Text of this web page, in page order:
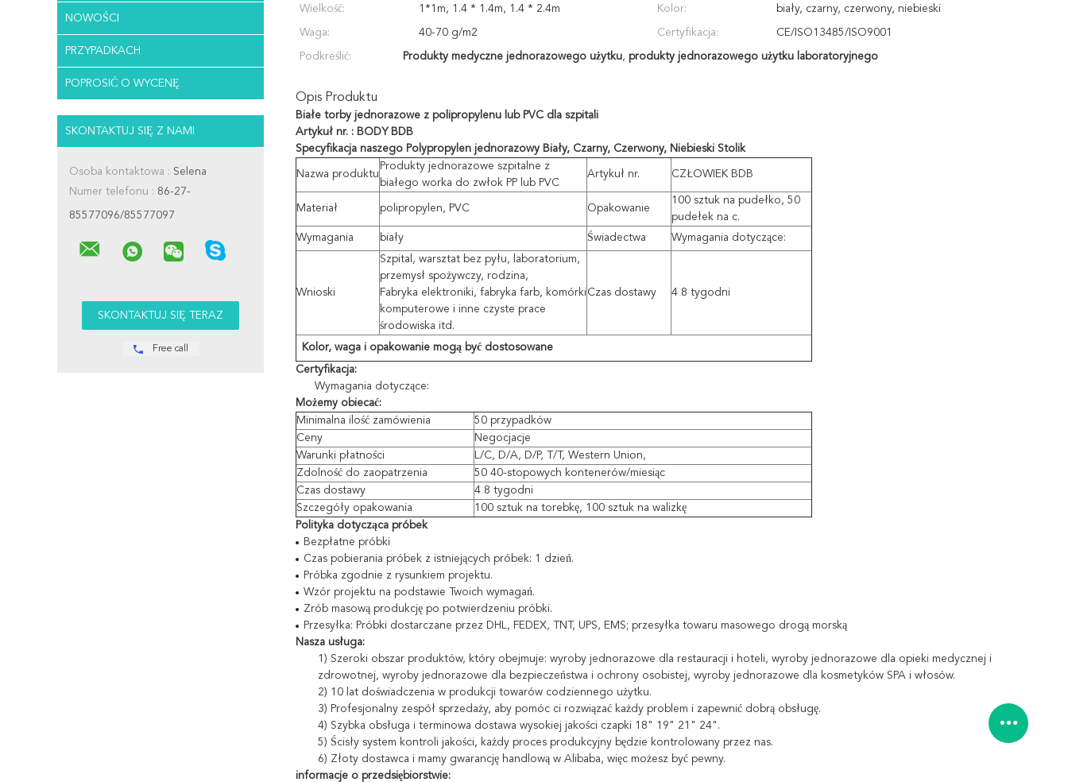
NOWOŚCI
PRZYPADKACH
POPROSIĆ O WYCENĘ
SKONTAKTUJ SIĘ Z NAMI
Osoba kontaktowa : Selena
Numer telefonu : 86-27-
85577096/85577097
Free call
Wielkość: 1*1m, 1.4 * 1.4m, 1.4 * 2.4m Kolor: biały, czarny, czerwony, niebieski
Waga: 40-70 g/m2 Certyfikacja: CE/ISO13485/ISO9001
Podkreślić: Produkty medyczne jednorazowego użytku, produkty jednorazowego użytku laboratoryjnego
Opis Produktu
Białe torby jednorazowe z polipropylenu lub PVC dla szpitali
Artykuł nr. : BODY BDB
Specyfikacja naszego Polypropylen jednorazowy Biały, Czarny, Czerwony, Niebieski Stolik
Nazwa produktu
Produkty jednorazowe szpitalne z
białego worka do zwłok PP lub PVC
Artykuł nr. CZŁOWIEK BDB
Materiał polipropylen, PVC Opakowanie
100 sztuk na pudełko, 50
pudełek na c.
Wymagania
biały Świadectwa Wymagania dotyczące:
Wnioski
Szpital, warsztat bez pyłu, laboratorium,
przemysł spożywczy, rodzina,
Fabryka elektroniki, fabryka farb, komórki
komputerowe i inne czyste prace
środowiska itd.
Czas dostawy 4 8 tygodni
Kolor, waga i opakowanie mogą być dostosowane
Certyfikacja:
Wymagania dotyczące:
Możemy obiecać:
Minimalna ilość zamówienia
50 przypadków
Ceny
Negocjacje
Warunki płatności
L/C, D/A, D/P, T/T, Western Union,
Zdolność do zaopatrzenia
50 40-stopowych kontenerów/miesiąc
Czas dostawy
4 8 tygodni
Szczegóły opakowania
100 sztuk na torebkę, 100 sztuk na walizkę
Polityka dotycząca próbek
Bezpłatne próbki
Czas pobierania próbek z istniejących próbek: 1 dzień.
Próbka zgodnie z rysunkiem projektu.
Wzór projektu na podstawie Twoich wymagań.
Zrób masową produkcję po potwierdzeniu próbki.
Przesyłka: Próbki dostarczane przez DHL, FEDEX, TNT, UPS, EMS; przesyłka towaru masowego drogą morską
Nasza usługa:
1) Szeroki obszar produktów, który obejmuje: wyroby jednorazowe dla restauracji i hoteli, wyroby jednorazowe dla opieki medycznej i
zdrowotnej, wyroby jednorazowe dla bezpieczeństwa i ochrony osobistej, wyroby jednorazowe dla kosmetyków SPA i włosów.
2) 10 lat doświadczenia w produkcji towarów codziennego użytku.
3) Profesjonalny zespół sprzedaży, aby pomóc ci rozwiązać każdy problem i zapewnić dobrą obsługę.
4) Szybka obsługa i terminowa dostawa wysokiej jakości czapki 18" 19" 21" 24".
5) Ścisły system kontroli jakości, każdy proces produkcyjny będzie kontrolowany przez nas.
6) Złoty dostawca i mamy gwarancję handlową w Alibaba, więc możesz być pewny.
informacje o przedsiębiorstwie: